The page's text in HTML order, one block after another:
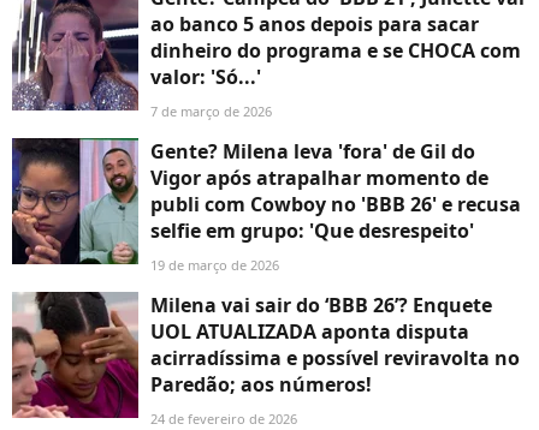
ao banco 5 anos depois para sacar
dinheiro do programa e se CHOCA com
valor: 'Só...'
7 de março de 2026
Gente? Milena leva 'fora' de Gil do
Vigor após atrapalhar momento de
publi com Cowboy no 'BBB 26' e recusa
selfie em grupo: 'Que desrespeito'
19 de março de 2026
Milena vai sair do ‘BBB 26’? Enquete
UOL ATUALIZADA aponta disputa
acirradíssima e possível reviravolta no
Paredão; aos números!
24 de fevereiro de 2026